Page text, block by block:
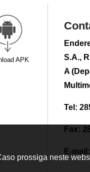
APK
S.A.,
A
Tel:
Fax:
E-mail:
prossiga neste